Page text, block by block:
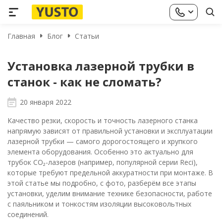
Главная Блог Статьи
Установка лазерной трубки в
станок - как не сломать?
20 января 2022
Качество резки, скорость и точность лазерного станка
напрямую зависят от правильной установки и эксплуатации
лазерной трубки — самого дорогостоящего и хрупкого
элемента оборудования. Особенно это актуально для
трубок CO₂-лазеров (например, популярной серии Reci),
которые требуют предельной аккуратности при монтаже. В
этой статье мы подробно, с фото, разберём все этапы
установки, уделим внимание технике безопасности, работе
с паяльником и тонкостям изоляции высоковольтных
соединений.